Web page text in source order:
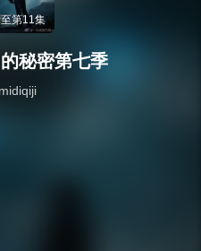
第11集
秘密第七季